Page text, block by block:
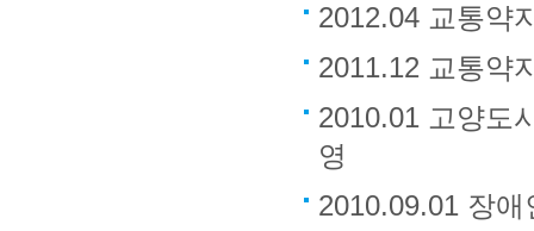
2012.04 교통약
2011.12 교통약
2010.01 고양도
영
2010.09.01 장